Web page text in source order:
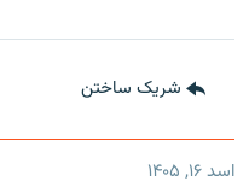
شریک ساختن
اسد ۱۶, ۱۴۰۵